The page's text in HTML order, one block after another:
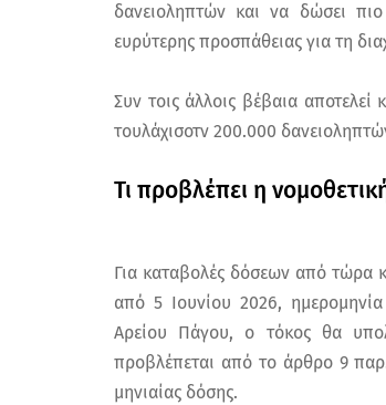
δανειοληπτών και να δώσει
ευρύτερης προσπάθειας για τη
Συν τοις άλλοις βέβαια αποτελεί
τουλάχισοτν 200.000
Τι προβλέπει η
Για καταβολές δόσεων από τώρα
από 5 Ιουνίου 2026,
Αρείου Πάγου, ο τόκος θα
προβλέπεται από το άρθρο 9
μηνιαίας δόσης.